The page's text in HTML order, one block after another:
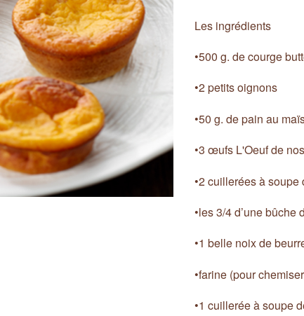
Les ingrédients
•500 g. de courge
•2 petits oignons
•50 g. de pain au
•3 œufs L'Oeuf de
•2 cuillerées à
•les 3/4 d’une bûche
•1 belle noix de
•farine (pour
•1 cuillerée à soupe